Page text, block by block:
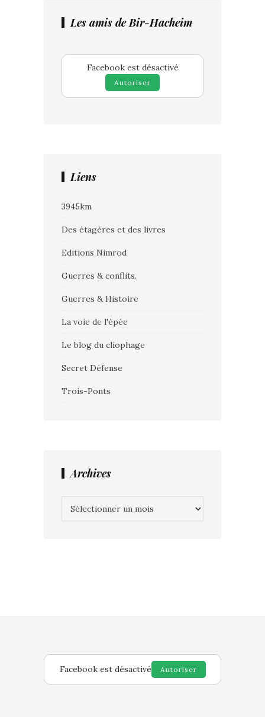
Les amis de Bir-Hacheim
Facebook est désactivé
Autoriser
Liens
3945km
Des étagères et des livres
Editions Nimrod
Guerres & conflits.
Guerres & Histoire
La voie de l'épée
Le blog du cliophage
Secret Défense
Trois-Ponts
Archives
Facebook est désactivé Autoriser